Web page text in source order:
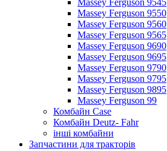
Massey Ferguson 9545
Massey Ferguson 9550
Massey Ferguson 9560
Massey Ferguson 9565
Massey Ferguson 9690
Massey Ferguson 9695
Massey Ferguson 9790
Massey Ferguson 9795
Massey Ferguson 9895
Massey Ferguson 99
Комбайн Case
Комбайн Deutz- Fahr
інші комбайни
Запчастини для тракторів